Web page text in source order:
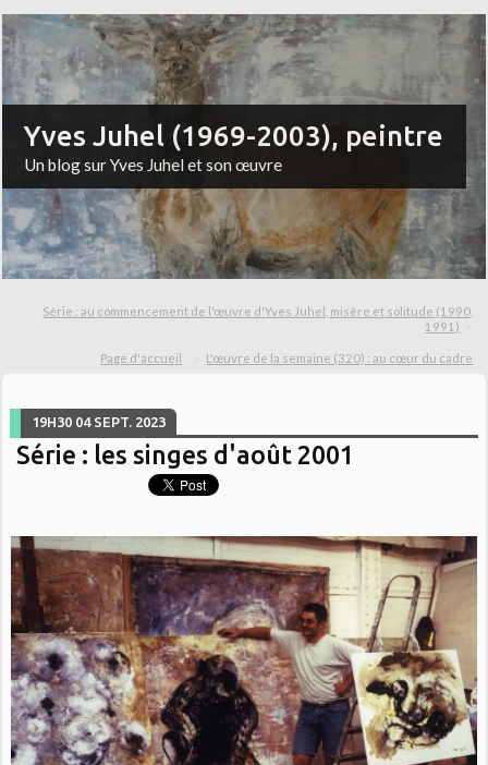
Yves Juhel (1969-2003), peintre
Un blog sur Yves Juhel et son œuvre
Série : au commencement de l'œuvre d'Yves Juhel, misère et solitude (1990,
1991)
Page d'accueil L'œuvre de la semaine (320) : au cœur du cadre
19H30 04 SEPT. 2023
Série : les singes d'août 2001